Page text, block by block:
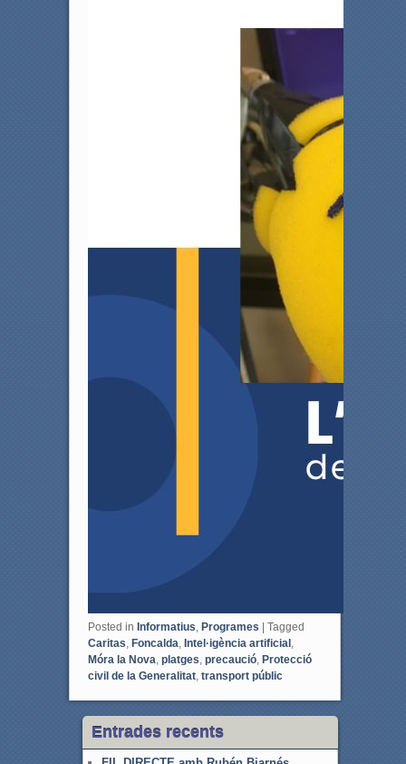
Posted in Informatius, Programes
Tagged
Caritas, Foncalda, Intel·igència artificial ,
Móra la Nova, platges, precaució, Protecció
civil de la Generalitat, transport públic
Entrades recents